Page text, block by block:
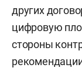
других
цифровую
стороны